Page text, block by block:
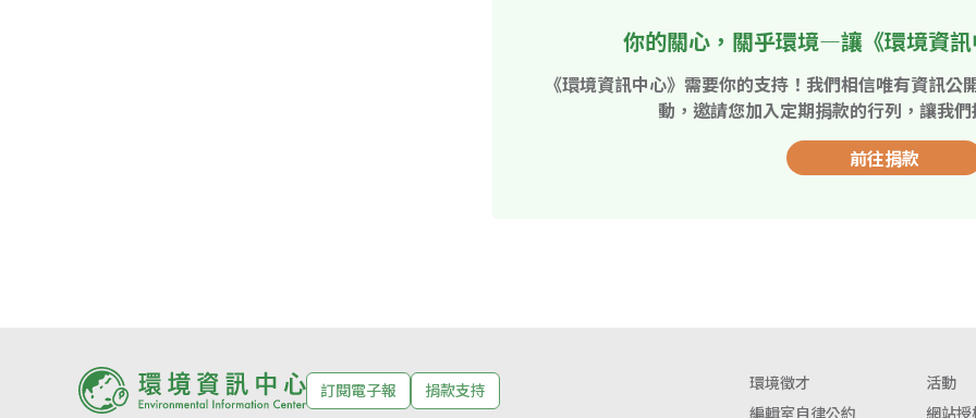
你的關心，關乎環境—讓《環境資
《環境資訊中心》需要你的支持！我們相信唯有資訊
動，邀請您加入定期捐款的行列，讓我
前往捐款
訂閱電子報 捐款支持 環境徵才
活動
編輯室自律公約
網站